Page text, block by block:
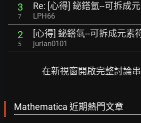
3
7
Re: [心得] 鉍鎝氫--可拆成
LPH66
2
5
[心得] 鉍鎝氫--可拆成元素
jurian0101
在新視窗開啟完整討論
Mathematica 近期熱門文章